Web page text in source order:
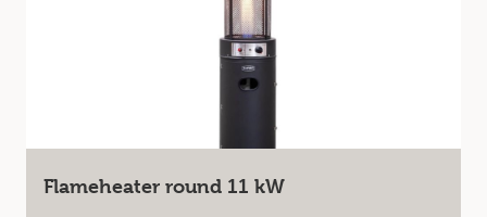
Flameheater round 11 kW